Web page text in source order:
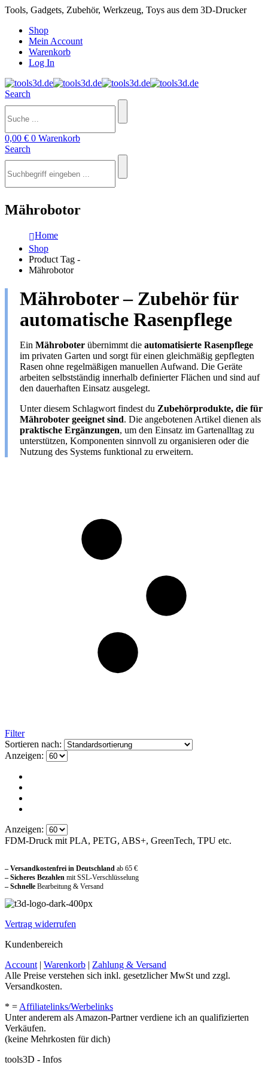
Tools, Gadgets, Zubehör, Werkzeug, Toys aus dem 3D-Drucker
Shop
Mein Account
Warenkorb
Log In
Search
0,00 € 0 Warenkorb
Search
Mährobotor
Home
Shop
Product Tag -
Mährobotor
Mähroboter – Zubehör für
automatische Rasenpflege
Ein Mähroboter übernimmt die automatisierte Rasenpflege
im privaten Garten und sorgt für einen gleichmäßig gepflegten
Rasen ohne regelmäßigen manuellen Aufwand. Die Geräte
arbeiten selbstständig innerhalb definierter Flächen und sind auf
den dauerhaften Einsatz ausgelegt.
Unter diesem Schlagwort findest du Zubehörprodukte, die für
Mähroboter geeignet sind. Die angebotenen Artikel dienen als
praktische Ergänzungen, um den Einsatz im Gartenalltag zu
unterstützen, Komponenten sinnvoll zu organisieren oder die
Nutzung des Systems funktional zu erweitern.
Filter
Sortieren nach:
Anzeigen:
Anzeigen:
FDM-Druck mit PLA, PETG, ABS+, GreenTech, TPU etc.
– Versandkostenfrei in Deutschland ab 65 €
– Sicheres Bezahlen mit SSL-Verschlüsselung
– Schnelle Bearbeitung & Versand
Vertrag widerrufen
Kundenbereich
Account | Warenkorb | Zahlung & Versand
Alle Preise verstehen sich inkl. gesetzlicher MwSt und zzgl.
Versandkosten.
* = Affiliatelinks/Werbelinks
Unter anderem als Amazon-Partner verdiene ich an qualifizierten
Verkäufen.
(keine Mehrkosten für dich)
tools3D - Infos